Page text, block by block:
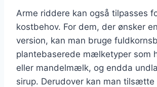
Arme riddere kan også tilpasses
kostbehov. For dem, der ønsker
version, kan man bruge
plantebaserede mælketyper som
eller mandelmælk, og endda
sirup. Derudover kan man tilsætte